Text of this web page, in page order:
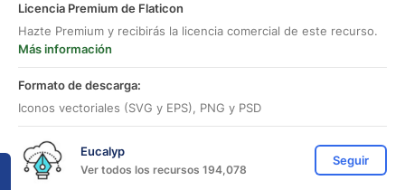
Licencia Premium de Flaticon
Hazte Premium y recibirás la licencia comercial de este recurso.
Más información
Formato de descarga:
Iconos vectoriales (SVG y EPS), PNG y PSD
Eucalyp
Ver todos los recursos 194,078
Seguir